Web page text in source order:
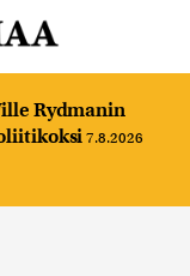
Rydmanin
7.8.2026